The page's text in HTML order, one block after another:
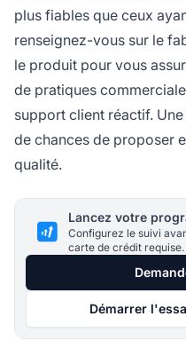
plus fiables que ceux
renseignez-vous sur le
le produit pour vous
de pratiques
support client réactif.
de chances de proposer
qualité.
Lancez votre
Configurez le suivi
carte de crédit requise.
Démarrer